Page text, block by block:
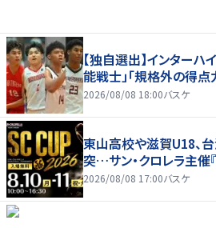
【独自選出】インター
能戦士」「規格外の得点
2026/08/08 18:00バスケ
東山高校や滋賀U18、
突…サン・クロレラ主催
2026/08/08 17:00バスケ